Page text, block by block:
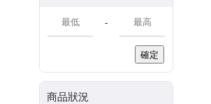
-
確定
商品狀況